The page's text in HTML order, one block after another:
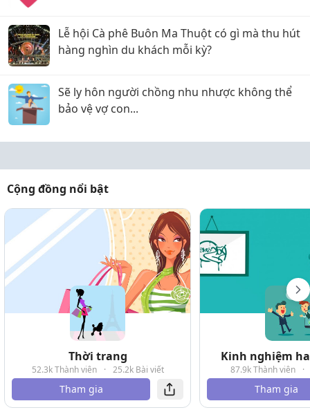
Lễ hội Cà phê Buôn Ma Thuột có gì mà thu hút
hàng nghìn du khách mỗi kỳ?
Sẽ ly hôn người chồng nhu nhược không thể
bảo vệ vợ con...
Cộng đồng nổi bật
Thời trang
52.3k Thành viên · 25.2k Bài viết
Tham gia
Kinh nghiệm
87.9k Thành viên ·
Tham gia